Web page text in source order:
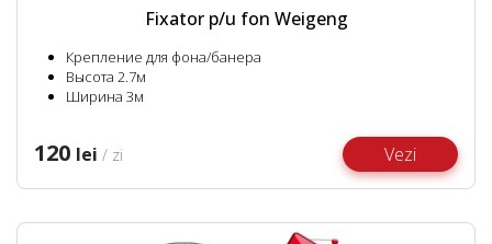
Fixator p/u fon Weigeng
Крепление для фона/банера
Высота 2.7м
Ширина 3м
120 lei / zi Vezi